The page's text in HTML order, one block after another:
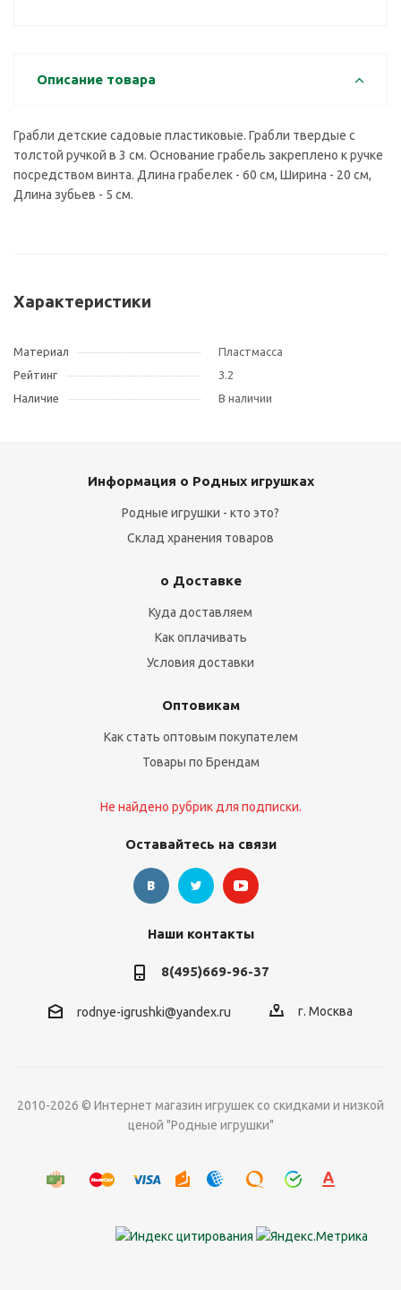
Описание товара
Грабли детские садовые пластиковые. Грабли твердые с
толстой ручкой в 3 см. Основание грабель закреплено к ручке
посредством винта. Длина грабелек - 60 см, Ширина - 20 см,
Длина зубьев - 5 см.
Характеристики
Материал
Пластмасса
Рейтинг
3.2
Наличие
В наличии
Информация о Родных игрушках
Родные игрушки - кто это?
Склад хранения товаров
о Доставке
Куда доставляем
Как оплачивать
Условия доставки
Оптовикам
Как стать оптовым покупателем
Товары по Брендам
Не найдено рубрик для подписки.
Оставайтесь на связи
Наши контакты
8(495)669-96-37
rodnye-igrushki@yandex.ru г. Москва
2010-2026 © Интернет магазин игрушек со скидками и низкой
ценой "Родные игрушки"